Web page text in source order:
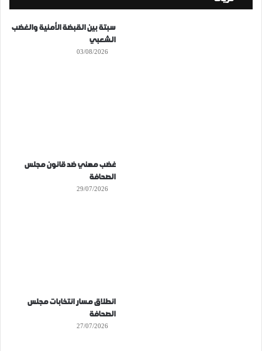
سبتة بين القبضة الأمنية والغضب
الشعبي
03/08/2026
غضب مهني ضد قانون مجلس
الصحافة
29/07/2026
انطلاق مسار انتخابات مجلس
الصحافة
27/07/2026